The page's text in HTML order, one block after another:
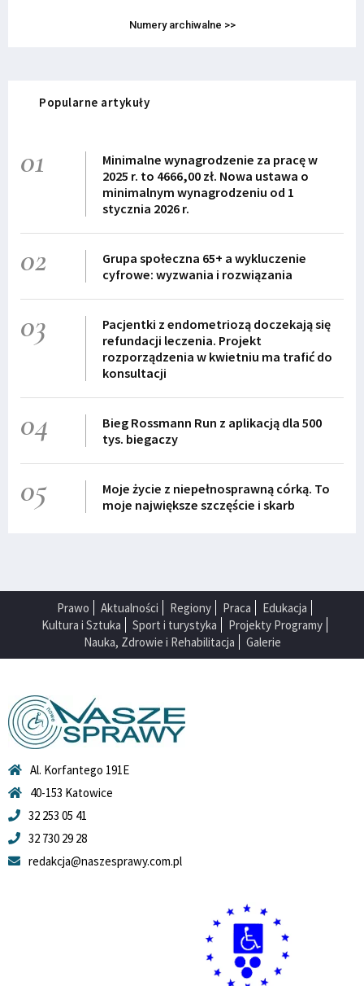
Numery archiwalne >>
Popularne artykuły
01
Minimalne wynagrodzenie za pracę w
2025 r. to 4666,00 zł. Nowa ustawa o
minimalnym wynagrodzeniu od 1
stycznia 2026 r.
02
Grupa społeczna 65+ a wykluczenie
cyfrowe: wyzwania i rozwiązania
03
Pacjentki z endometriozą doczekają się
refundacji leczenia. Projekt
rozporządzenia w kwietniu ma trafić do
konsultacji
04
Bieg Rossmann Run z aplikacją dla 500
tys. biegaczy
05
Moje życie z niepełnosprawną córką. To
moje największe szczęście i skarb
Prawo Aktualności Regiony Praca
Edukacja
Kultura i Sztuka
Sport i turystyka
Projekty Programy
Nauka, Zdrowie i Rehabilitacja
Galerie
Al. Korfantego 191E
40-153 Katowice
32 253 05 41
32 730 29 28
redakcja@naszesprawy.com.pl